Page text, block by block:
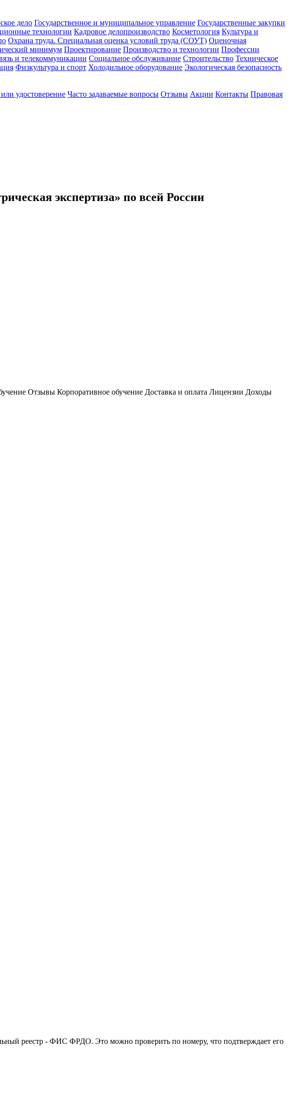
дело Государственное и муниципальное управление Государственные закупки
технологии Кадровое делопроизводство Косметология Культура и
Охрана труда. Специальная оценка условий труда (СОУТ) Оценочная
минимум Проектирование Производство и технологии Профессии
и телекоммуникации Социальное обслуживание Строительство Техническое
Физкультура и спорт Холодильное оборудование Экологическая безопасность
удостоверение Часто задаваемые вопросы Отзывы Акции Контакты Правовая
экспертиза» по всей России
Отзывы Корпоративное обучение Доставка и оплата Лицензии Доходы
реестр - ФИС ФРДО. Это можно проверить по номеру, что подтверждает его